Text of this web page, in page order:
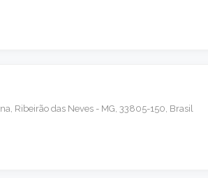
Ribeirão das Neves - MG, 33805-150, Brasil